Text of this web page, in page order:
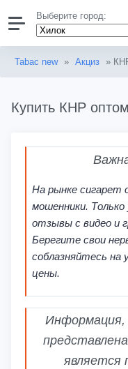
Выберите город:
Tabac new » Акциз »
Купить КНР
На рынке сигарет
мошенники.
отзывы с видео и
Берегите свои
соблазняйтесь на
цены.
Информация,
является